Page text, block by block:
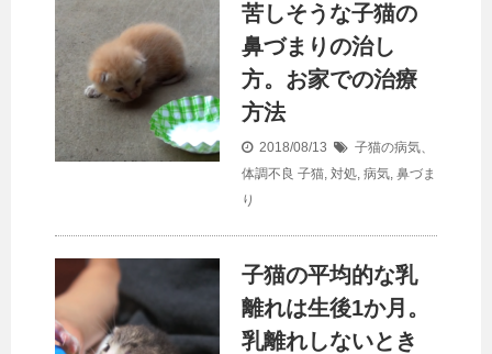
苦しそうな子猫の
鼻づまりの治し
方。お家での治療
方法
2018/08/13
子猫の病気、
体調不良 子猫, 対処, 病気, 鼻づま
り
子猫の平均的な乳
離れは生後1か月。
乳離れしないとき